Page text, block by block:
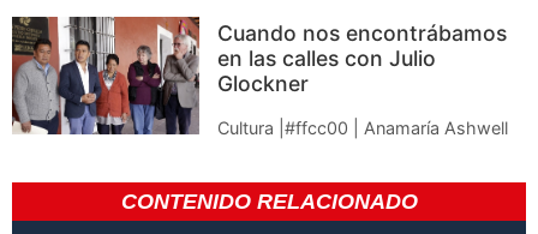
Cuando nos encontrábamos
en las calles con Julio
Glockner
Cultura |#ffcc00 | Anamaría Ashwell
CONTENIDO RELACIONADO